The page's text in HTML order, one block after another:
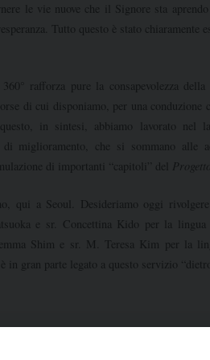
le vie nuove che il Signore sta
Tutto questo è stato chiaramente
rafforza pure la consapevolezza della
di cui disponiamo, per una conduzione
in sintesi, abbiamo lavorato nel
di miglioramento, che si sommano
di importanti “capitoli” del
a Seoul. Desideriamo oggi rivolgere
e sr. Concettina Kido per la lingua
Shim e sr. M. Teresa Kim per la
in gran parte legato a questo servizio